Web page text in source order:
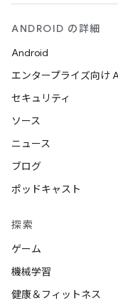
ANDROID の詳細
Android
エンタープライズ向け
セキュリティ
ソース
ニュース
ブログ
ポッドキャスト
探索
ゲーム
機械学習
健康＆フィットネス